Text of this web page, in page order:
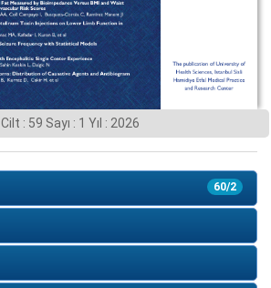
Cilt : 59 Sayı : 1 Yıl : 2026
60/2